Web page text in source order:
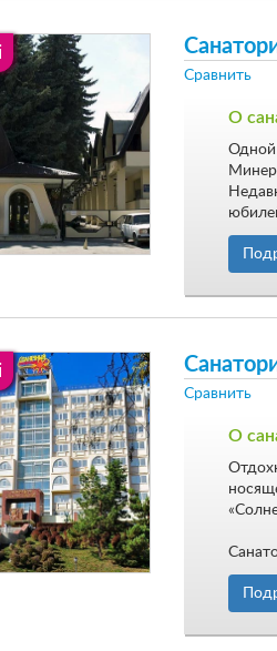
Сравнить
О
Сравнить
О